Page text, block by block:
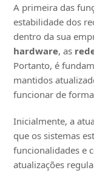
A primeira das
estabilidade dos
dentro da sua
hardware, as
Portanto, é
mantidos
funcionar de
Inicialmente, a
que os sistemas
funcionalidades e
atualizações